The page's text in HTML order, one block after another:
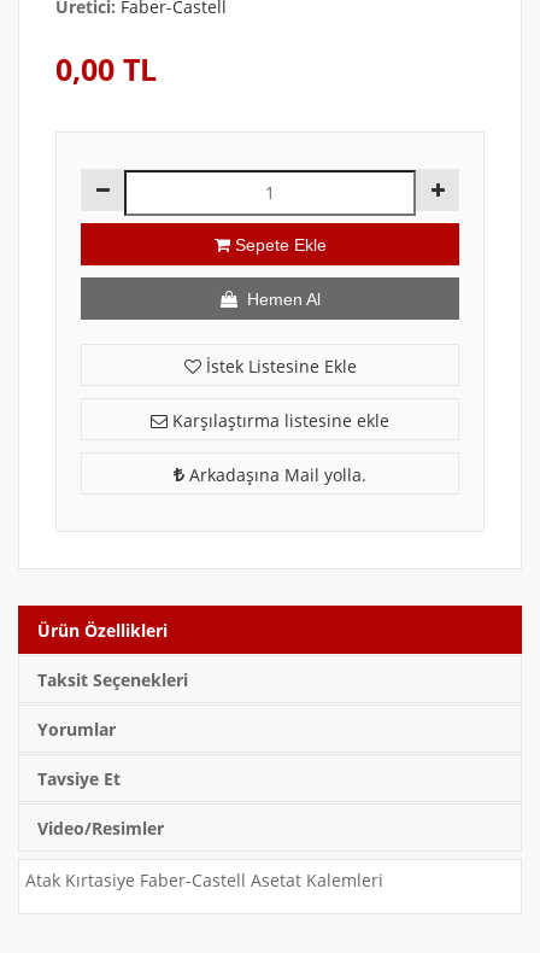
Üretici: Faber-Castell
0,00 TL
Sepete Ekle
Hemen Al
İstek Listesine Ekle
Karşılaştırma listesine ekle
Arkadaşına Mail yolla.
Ürün Özellikleri
Taksit Seçenekleri
Yorumlar
Tavsiye Et
Video/Resimler
Atak Kırtasiye Faber-Castell Asetat Kalemleri